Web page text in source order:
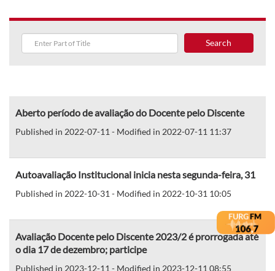
Search
Aberto período de avaliação do Docente pelo Discente
Published in 2022-07-11 - Modified in 2022-07-11 11:37
Autoavaliação Institucional inicia nesta segunda-feira, 31
Published in 2022-10-31 - Modified in 2022-10-31 10:05
Avaliação Docente pelo Discente 2023/2 é prorrogada até
o dia 17 de dezembro; participe
Published in 2023-12-11 - Modified in 2023-12-11 08:55